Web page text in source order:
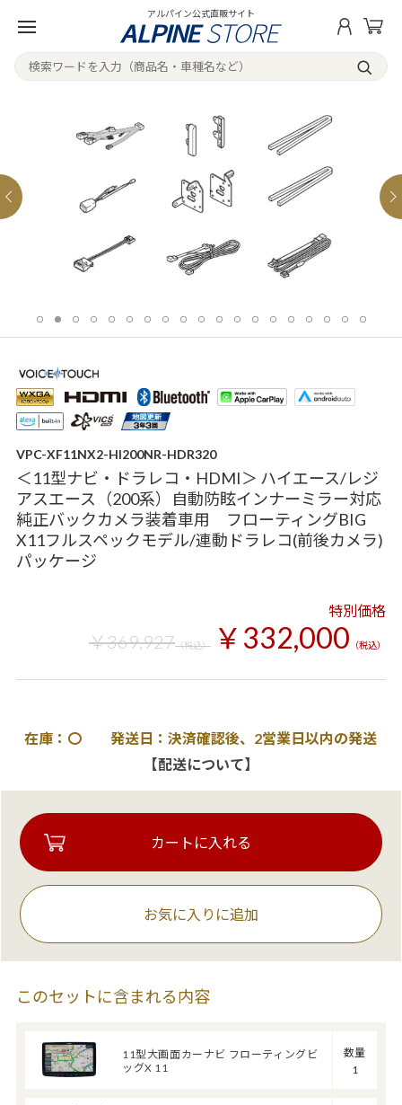
アルパイン公式直販サイト
VPC-XF11NX2-HI200NR-HDR320
＜11型ナビ・ドラレコ・HDMI＞ ハイエース/レジ
アスエース（200系）自動防眩インナーミラー対応
純正バックカメラ装着車用 フローティングBIG
X11フルスペックモデル/連動ドラレコ(前後カメラ)
パッケージ
特別価格
￥369,927（税込） ￥332,000 （税込）
在庫：〇 発送日：決済確認後、2営業日以内の発送
【配送について】
お気に入りに追加
このセットに含まれる内容
11型大画面カーナビ フローティングビ
ッグX 11
数量
1